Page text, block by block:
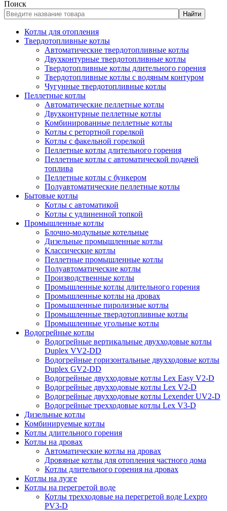
Поиск
Найти
Котлы для отопления
Твердотопливные котлы
Автоматические твердотопливные котлы
Двухконтурные твердотопливные котлы
Твердотопливные котлы длительного горения
Твердотопливные котлы с водяным контуром
Чугунные твердотопливные котлы
Пеллетные котлы
Автоматические пеллетные котлы
Двухконтурные пеллетные котлы
Комбинированные пеллетные котлы
Котлы с ретортной горелкой
Котлы с факельной горелкой
Пеллетные котлы длительного горения
Пеллетные котлы с автоматической подачей
топлива
Пеллетные котлы с бункером
Полуавтоматические пеллетные котлы
Бытовые котлы
Котлы с автоматикой
Котлы с удлиненной топкой
Промышленные котлы
Блочно-модульные котельные
Дизельные промышленные котлы
Классические котлы
Пеллетные промышленные котлы
Полуавтоматические котлы
Производственные котлы
Промышленные котлы длительного горения
Промышленные котлы на дровах
Промышленные пиролизные котлы
Промышленные твердотопливные котлы
Промышленные угольные котлы
Водогрейные котлы
Водогрейные вертикальные двухходовые котлы
Duplex VV2-DD
Водогрейные горизонтальные двухходовые котлы
Duplex GV2-DD
Водогрейные двухходовые котлы Lex Easy V2-D
Водогрейные двухходовые котлы Lex V2-D
Водогрейные двухходовые котлы Lexender UV2-D
Водогрейные трехходовые котлы Lex V3-D
Дизельные котлы
Комбинируемые котлы
Котлы длительного горения
Котлы на дровах
Автоматические котлы на дровах
Дровяные котлы для отопления частного дома
Котлы длительного горения на дровах
Котлы на лузге
Котлы на перегретой воде
Котлы трехходовые на перегретой воде Lexpro
PV3-D